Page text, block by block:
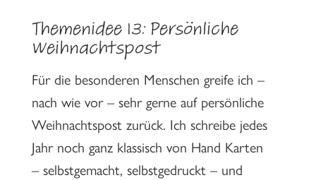
Themenidee 13: Persönliche
Weihnachtspost
Für die besonderen Menschen greife ich –
nach wie vor – sehr gerne auf persönliche
Weihnachtspost zurück. Ich schreibe jedes
Jahr noch ganz klassisch von Hand Karten
– selbstgemacht, selbstgedruckt – und